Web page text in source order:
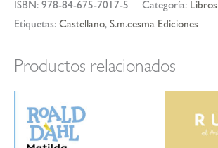
ISBN: 978-84-675-7017-5 Categoría: Libros
Etiquetas: Castellano, S.m.cesma Ediciones
Productos relacionados